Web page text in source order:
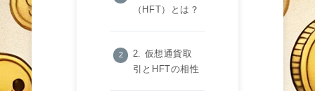
（HFT）とは？
2. 仮想通貨取
引とHFTの相性